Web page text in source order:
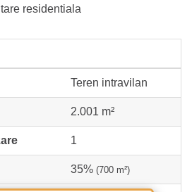
residentiala
Teren intravilan
2.001 m²
1
35% (700 m²)